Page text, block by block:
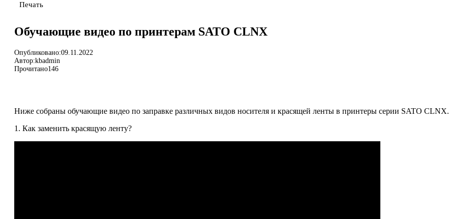
Печать
Обучающие видео по принтерам SATO CLNX
Опубликовано:09.11.2022
Автор:kbadmin
Прочитано146
Ниже собраны обучающие видео по заправке различных видов носителя и красящей ленты в принтеры серии SATO CLNX.
1. Как заменить красящую ленту?